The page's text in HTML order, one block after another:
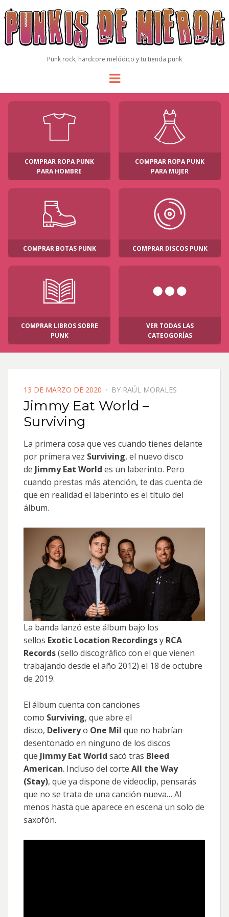
Punk rock, hardcore melódico y tu tienda punk
Menu
COMPRAR ROPA PUNK
PARA HOMBRE
COMPRAR ROPA PUNK
PARA MUJER
COMPRAR BOTAS PUNK COMPRAR DISCOS PUNK
COMPRAR LIBROS SOBRE
PUNK
VER TODAS LAS
CATEOGORÍAS
POSTED
ON
13 DE MARZO DE 2020 BY RAÚL MORALES
Jimmy Eat World –
Surviving
La primera cosa que ves cuando tienes delante
por primera vez Surviving, el nuevo disco
de Jimmy Eat World es un laberinto. Pero
cuando prestas más atención, te das cuenta de
que en realidad el laberinto es el título del
álbum.
La banda lanzó este álbum bajo los
sellos Exotic Location Recordingsy RCA
Records(sello discográfico con el que vienen
trabajando desde el año 2012) el 18 de octubre
de 2019.
El álbum cuenta con canciones
como Surviving, que abre el
disco, Deliveryo One Mil que no habrían
desentonado en ninguno de los discos
que Jimmy Eat World sacó tras Bleed
American. Incluso del corte All the Way
(Stay), que ya dispone de videoclip, pensarás
que no se trata de una canción nueva… Al
menos hasta que aparece en escena un solo de
saxofón.